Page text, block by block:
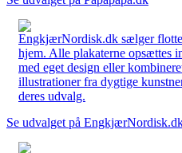
EngkjærNordisk.dk sælger
hjem. Alle plakaterne opsættes
med eget design eller
illustrationer fra dygtige
deres udvalg.
Se udvalget på